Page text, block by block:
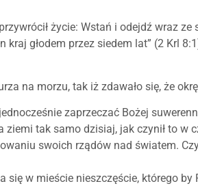
życie: Wstań i odejdź wraz
głodem przez siedem lat” (2 Krl
na morzu, tak iż zdawało się, że
zaprzeczać Bożej
tak samo dzisiaj, jak czynił to w
swoich rządów nad światem.
w mieście nieszczęście, którego by